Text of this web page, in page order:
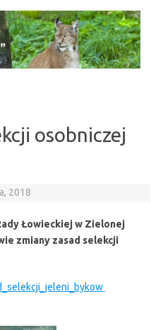
osobniczej
2018
Łowieckiej w Zielonej
zmiany zasad selekcji